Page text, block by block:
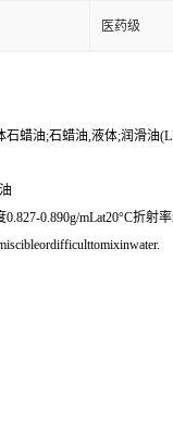
医药级
蜡油;石蜡油,液体;润滑油
0.890g/mLat20°C折射